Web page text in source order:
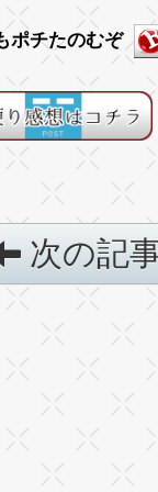
ポチたのむぞ
次の記